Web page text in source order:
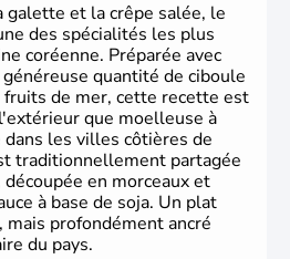
et la crêpe salée, le
des spécialités les plus
coréenne. Préparée avec
quantité de ciboule
de mer, cette recette est
que moelleuse à
les villes côtières de
traditionnellement partagée
en morceaux et
à base de soja. Un plat
mais profondément ancré
du pays.